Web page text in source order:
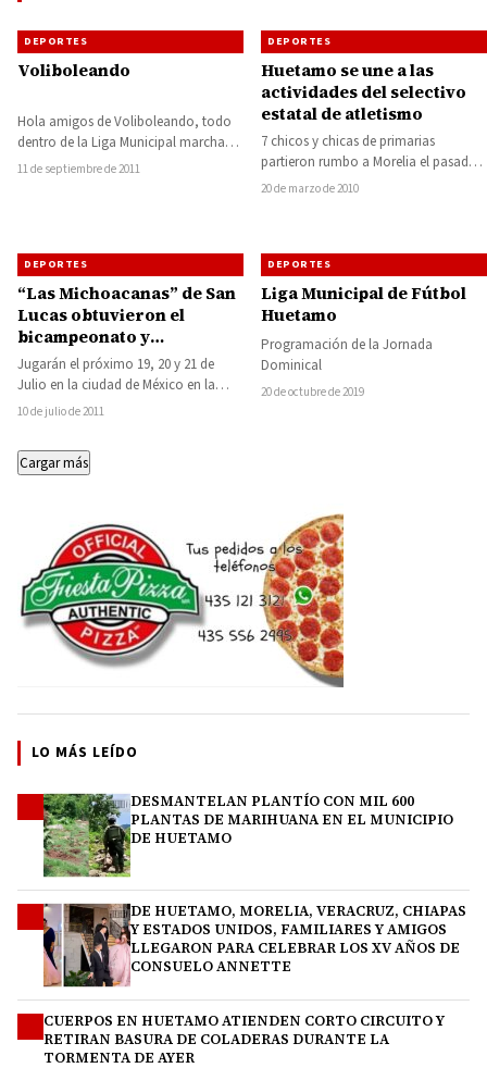
DEPORTES
Voliboleando
Hola amigos de Voliboleando, todo
dentro de la Liga Municipal marcha
bien ya que la comunicación y
11 de septiembre de 2011
DEPORTES
Huetamo se une a las
actividades del selectivo
estatal de atletismo
7 chicos y chicas de primarias
partieron rumbo a Morelia el pasado
miércoles, para representar al
20 de marzo de 2010
DEPORTES
“Las Michoacanas” de San
Lucas obtuvieron el
bicampeonato y
representarán a
Michoacán en el nacional
de Street Soccer
Jugarán el próximo 19, 20 y 21 de
Julio en la ciudad de México en la
etapa nacional.…
10 de julio de 2011
DEPORTES
Liga Municipal de Fútbol
Huetamo
Programación de la Jornada
Dominical
20 de octubre de 2019
Cargar más
LO MÁS LEÍDO
DESMANTELAN PLANTÍO CON MIL 600
PLANTAS DE MARIHUANA EN EL MUNICIPIO
DE HUETAMO
DE HUETAMO, MORELIA, VERACRUZ, CHIAPAS
Y ESTADOS UNIDOS, FAMILIARES Y AMIGOS
LLEGARON PARA CELEBRAR LOS XV AÑOS DE
CONSUELO ANNETTE
CUERPOS EN HUETAMO ATIENDEN CORTO CIRCUITO Y
RETIRAN BASURA DE COLADERAS DURANTE LA
TORMENTA DE AYER